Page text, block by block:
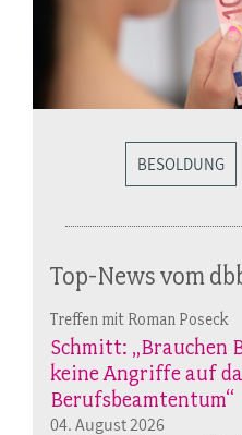
BESOLDUNG
Top-News vom
Treffen mit Roman Poseck
Schmitt: „Brauchen
keine Angriffe auf
Berufsbeamtentum“
04. August 2026